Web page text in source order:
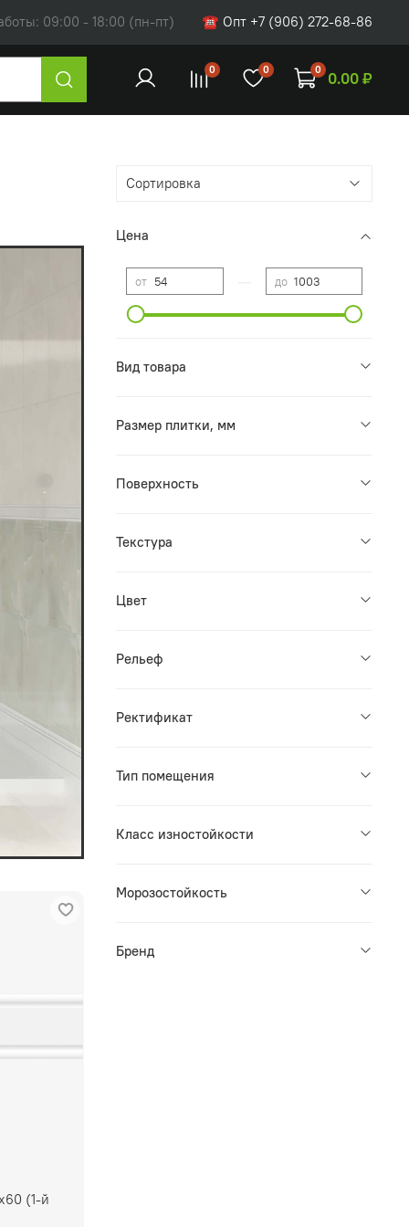
09:00 - 18:00 (пн-пт) ☎ Опт +7 (906) 272-68-86
0 0 0 0.00 ₽
(1-й
Цена
от до
Вид товара
Размер плитки, мм
Поверхность
Текстура
Цвет
Рельеф
Ректификат
Тип помещения
Класс изностойкости
Морозостойкость
Бренд